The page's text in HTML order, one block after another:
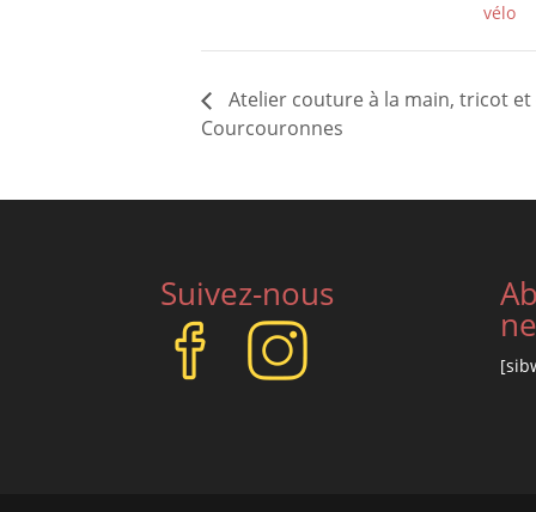
vélo
Atelier couture à la main, tricot et
Courcouronnes
Suivez-nous